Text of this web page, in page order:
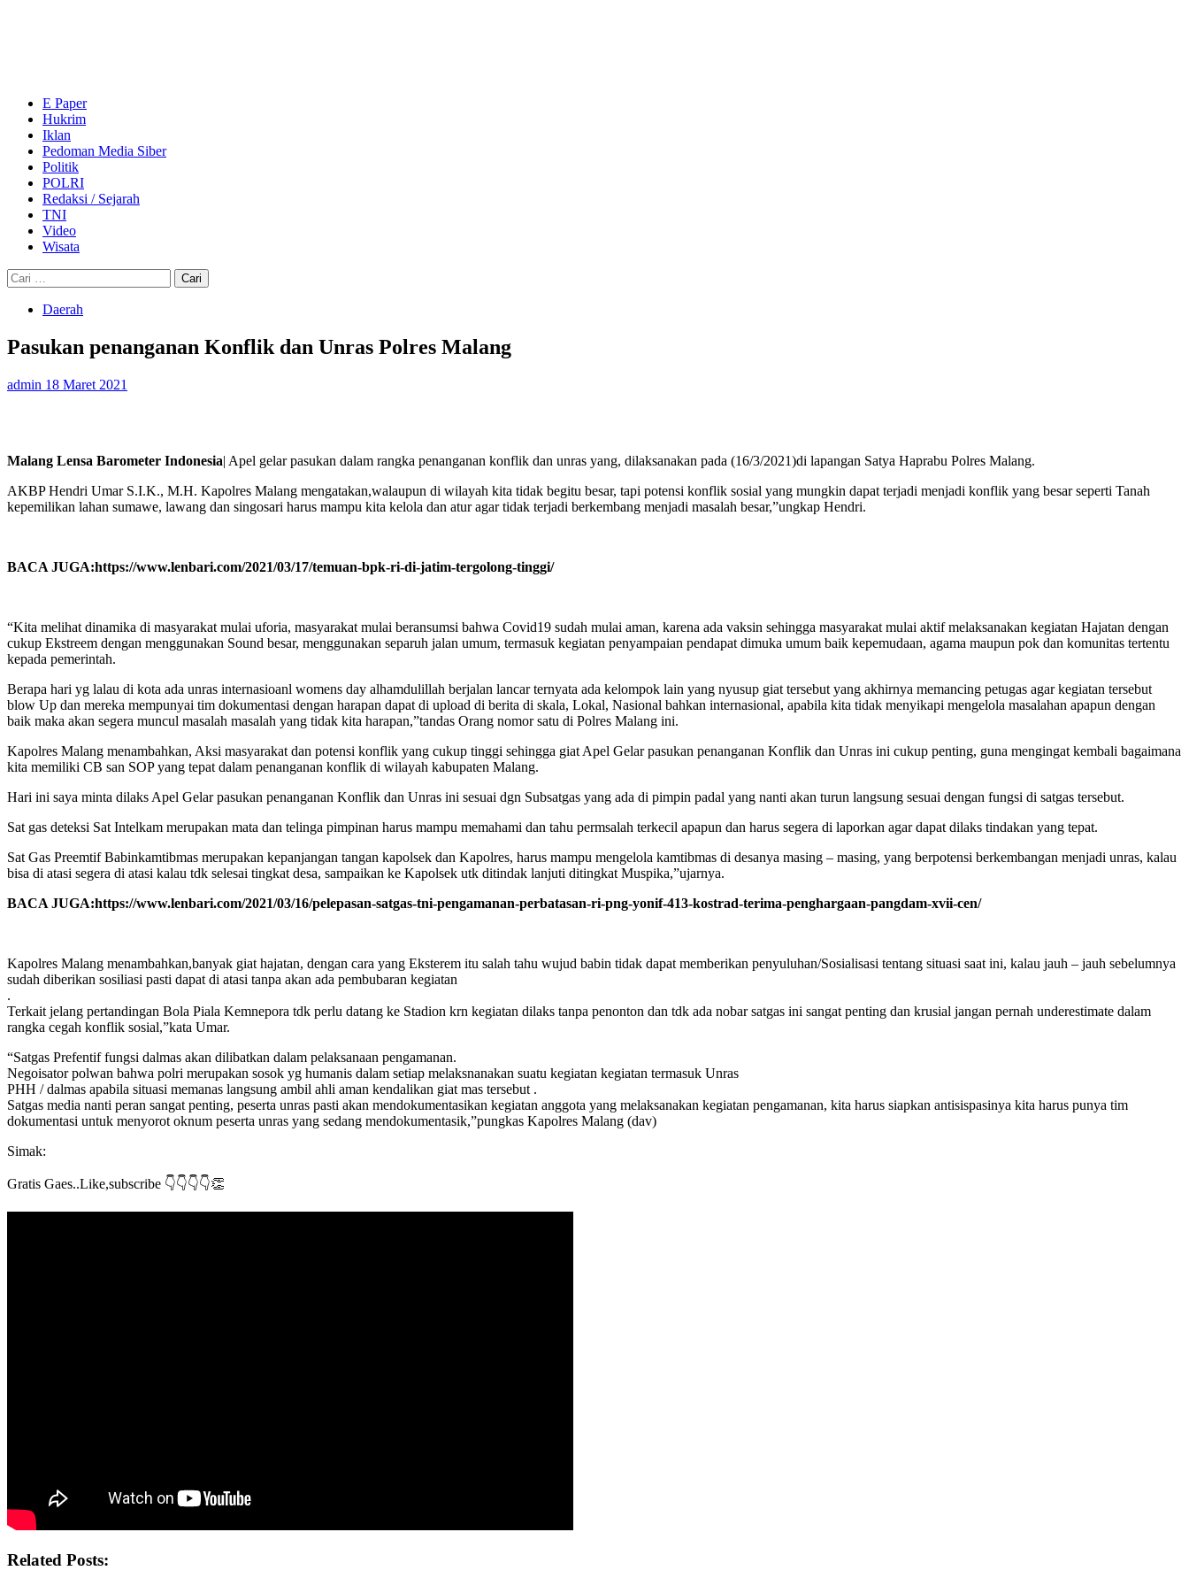
E Paper
Hukrim
Iklan
Pedoman Media Siber
Politik
POLRI
Redaksi / Sejarah
TNI
Video
Wisata
Cari
untuk:
Daerah
Pasukan penanganan Konflik dan Unras Polres Malang
admin 18 Maret 2021
Malang Lensa Barometer Indonesia| Apel gelar pasukan dalam rangka penanganan konflik dan unras yang, dilaksanakan pada (16/3/2021)di lapangan Satya Haprabu Polres Malang.
AKBP Hendri Umar S.I.K., M.H. Kapolres Malang mengatakan,walaupun di wilayah kita tidak begitu besar, tapi potensi konflik sosial yang mungkin dapat terjadi menjadi konflik yang besar seperti Tanah
kepemilikan lahan sumawe, lawang dan singosari harus mampu kita kelola dan atur agar tidak terjadi berkembang menjadi masalah besar,”ungkap Hendri.
BACA JUGA:https://www.lenbari.com/2021/03/17/temuan-bpk-ri-di-jatim-tergolong-tinggi/
“Kita melihat dinamika di masyarakat mulai uforia, masyarakat mulai beransumsi bahwa Covid19 sudah mulai aman, karena ada vaksin sehingga masyarakat mulai aktif melaksanakan kegiatan Hajatan dengan
cukup Ekstreem dengan menggunakan Sound besar, menggunakan separuh jalan umum, termasuk kegiatan penyampaian pendapat dimuka umum baik kepemudaan, agama maupun pok dan komunitas tertentu
kepada pemerintah.
Berapa hari yg lalau di kota ada unras internasioanl womens day alhamdulillah berjalan lancar ternyata ada kelompok lain yang nyusup giat tersebut yang akhirnya memancing petugas agar kegiatan tersebut
blow Up dan mereka mempunyai tim dokumentasi dengan harapan dapat di upload di berita di skala, Lokal, Nasional bahkan internasional, apabila kita tidak menyikapi mengelola masalahan apapun dengan
baik maka akan segera muncul masalah masalah yang tidak kita harapan,”tandas Orang nomor satu di Polres Malang ini.
Kapolres Malang menambahkan, Aksi masyarakat dan potensi konflik yang cukup tinggi sehingga giat Apel Gelar pasukan penanganan Konflik dan Unras ini cukup penting, guna mengingat kembali bagaimana
kita memiliki CB san SOP yang tepat dalam penanganan konflik di wilayah kabupaten Malang.
Hari ini saya minta dilaks Apel Gelar pasukan penanganan Konflik dan Unras ini sesuai dgn Subsatgas yang ada di pimpin padal yang nanti akan turun langsung sesuai dengan fungsi di satgas tersebut.
Sat gas deteksi Sat Intelkam merupakan mata dan telinga pimpinan harus mampu memahami dan tahu permsalah terkecil apapun dan harus segera di laporkan agar dapat dilaks tindakan yang tepat.
Sat Gas Preemtif Babinkamtibmas merupakan kepanjangan tangan kapolsek dan Kapolres, harus mampu mengelola kamtibmas di desanya masing – masing, yang berpotensi berkembangan menjadi unras, kalau
bisa di atasi segera di atasi kalau tdk selesai tingkat desa, sampaikan ke Kapolsek utk ditindak lanjuti ditingkat Muspika,”ujarnya.
BACA JUGA:https://www.lenbari.com/2021/03/16/pelepasan-satgas-tni-pengamanan-perbatasan-ri-png-yonif-413-kostrad-terima-penghargaan-pangdam-xvii-cen/
Kapolres Malang menambahkan,banyak giat hajatan, dengan cara yang Eksterem itu salah tahu wujud babin tidak dapat memberikan penyuluhan/Sosialisasi tentang situasi saat ini, kalau jauh – jauh sebelumnya
sudah diberikan sosiliasi pasti dapat di atasi tanpa akan ada pembubaran kegiatan
.
Terkait jelang pertandingan Bola Piala Kemnepora tdk perlu datang ke Stadion krn kegiatan dilaks tanpa penonton dan tdk ada nobar satgas ini sangat penting dan krusial jangan pernah underestimate dalam
rangka cegah konflik sosial,”kata Umar.
“Satgas Prefentif fungsi dalmas akan dilibatkan dalam pelaksanaan pengamanan.
Negoisator polwan bahwa polri merupakan sosok yg humanis dalam setiap melaksnanakan suatu kegiatan kegiatan termasuk Unras
PHH / dalmas apabila situasi memanas langsung ambil ahli aman kendalikan giat mas tersebut .
Satgas media nanti peran sangat penting, peserta unras pasti akan mendokumentasikan kegiatan anggota yang melaksanakan kegiatan pengamanan, kita harus siapkan antisispasinya kita harus punya tim
dokumentasi untuk menyorot oknum peserta unras yang sedang mendokumentasik,”pungkas Kapolres Malang (dav)
Simak:
Gratis Gaes..Like,subscribe 👇👇👇👇👏
Related Posts: